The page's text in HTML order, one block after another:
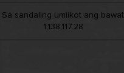
Sa sandaling umiikot ang bawat
1,138,117.28